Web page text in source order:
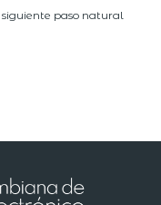
siguiente paso natural